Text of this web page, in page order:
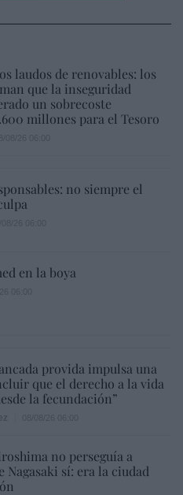
laudos de renovables: los
que la inseguridad
un sobrecoste
millones para el Tesoro
no siempre el
en la boya
provida impulsa una
que el derecho a la vida
la fecundación”
no perseguía a
Nagasaki sí: era la ciudad